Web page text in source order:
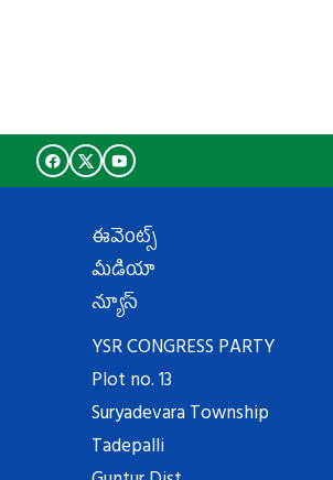
ఈవెంట్స్
మీడియా
న్యూస్
YSR CONGRESS PARTY
Plot no. 13
Suryadevara Township
Tadepalli